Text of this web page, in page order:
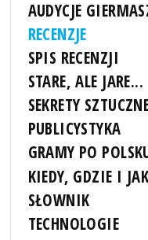
AUDYCJE
RECENZJE
SPIS RECENZJI
STARE, ALE JARE...
SEKRETY
PUBLICYSTYKA
GRAMY PO
KIEDY, GDZIE I
SŁOWNIK
TECHNOLOGIE